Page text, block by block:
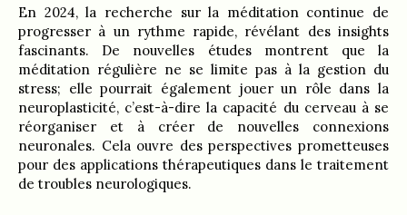
En 2024, la recherche sur la méditation continue de
progresser à un rythme rapide, révélant des insights
fascinants. De nouvelles études montrent que la
méditation régulière ne se limite pas à la gestion du
stress; elle pourrait également jouer un rôle dans la
neuroplasticité, c’est-à-dire la capacité du cerveau à se
réorganiser et à créer de nouvelles connexions
neuronales. Cela ouvre des perspectives prometteuses
pour des applications thérapeutiques dans le traitement
de troubles neurologiques.